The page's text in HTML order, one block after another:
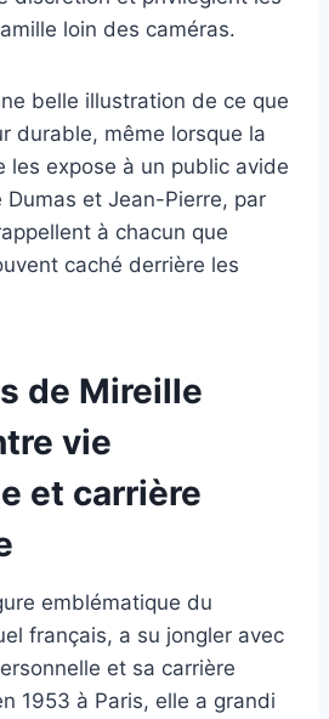
loin des caméras.
belle illustration de ce que
durable, même lorsque la
les expose à un public avide
et Jean-Pierre, par
à chacun que
caché derrière les
de Mireille
vie
et carrière
emblématique du
français, a su jongler avec
et sa carrière
1953 à Paris, elle a grandi